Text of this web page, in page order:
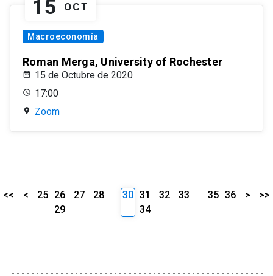
15 OCT
Macroeconomía
Roman Merga, University of Rochester
15 de Octubre de 2020
17:00
Zoom
<< < 25 26 27
28
29
30 31 32
33
34
35 36 > >>